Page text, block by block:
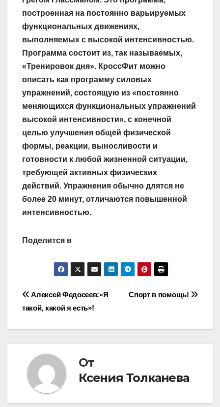
построенная на постоянно варьируемых
функциональных движениях,
выполняемых с высокой интенсивностью.
Программа состоит из, так называемых,
«Тренировок дня». КроссФит можно
описать как программу силовых
упражнений, состоящую из «постоянно
меняющихся функциональных упражнений
высокой интенсивности», с конечной
целью улучшения общей физической
формы, реакции, выносливости и
готовности к любой жизненной ситуации,
требующей активных физических
действий. Упражнения обычно длятся не
более 20 минут, отличаются повышенной
интенсивностью.
Поделится в
Навигация
Спорт в помощь!
Алексей Федосеев:«Я
такой, какой я есть»!
От
Ксения Толканева